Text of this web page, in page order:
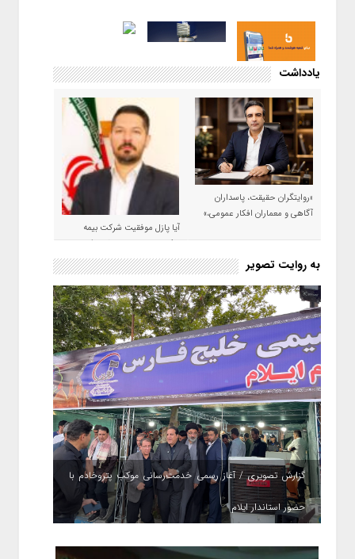
یادداشت
«روایتگران حقیقت، پاسداران
آگاهی و معماران افکار عمومی،»
آیا پازل موفقیت شرکت بیمه
حکمت صبا در سال ۱۴۰۵ کامل می
شود؟!
به روایت تصویر
گزارش تصویری / آغاز رسمی خدمت‌رسانی موکب پتروخادم با
حضور استاندار ایلام